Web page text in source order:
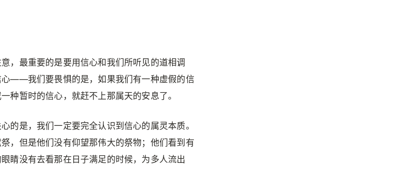
，最重要的是要用信心和我们所听见的道相调
心——我们要畏惧的是，如果我们有一种虚假的信
种暂时的信心，就赶不上那属天的安息了。
的是，我们一定要完全认识到信心的属灵本质。
，但是他们没有仰望那伟大的祭物；他们看到有
睛没有去看那在日子满足的时候，为多人流出